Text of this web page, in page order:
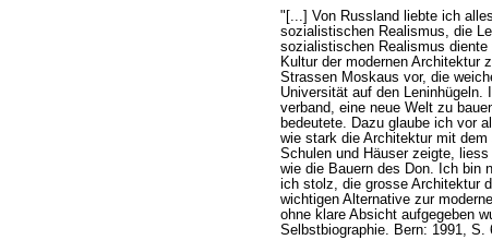
"[...] Von Russland liebte ich
sozialistischen Realismus, die
sozialistischen Realismus
Kultur der modernen Architektur
Strassen Moskaus vor, die
Universität auf den
verband, eine neue Welt zu
bedeutete. Dazu glaube ich vor
wie stark die Architektur mit
Schulen und Häuser zeigte,
wie die Bauern des Don. Ich bin
ich stolz, die grosse Architektur
wichtigen Alternative zur
ohne klare Absicht aufgegeben
Selbstbiographie. Bern: 1991, S.